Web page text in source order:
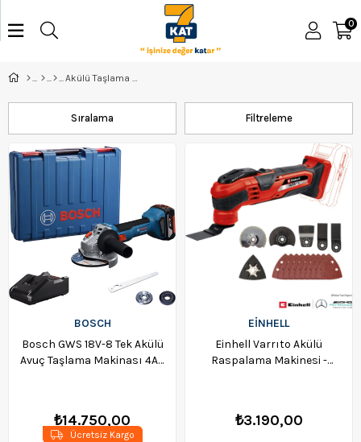
0
Filtreleme
Sıralama
BOSCH
Bosch GWS 18V-8 Tek Akülü
Avuç Taşlama Makinası 4Ah
₺14.750,00
Ücretsiz Kargo
EİNHELL
Einhell Varrıto Akülü
Raspalama Makinesi -
₺3.190,00